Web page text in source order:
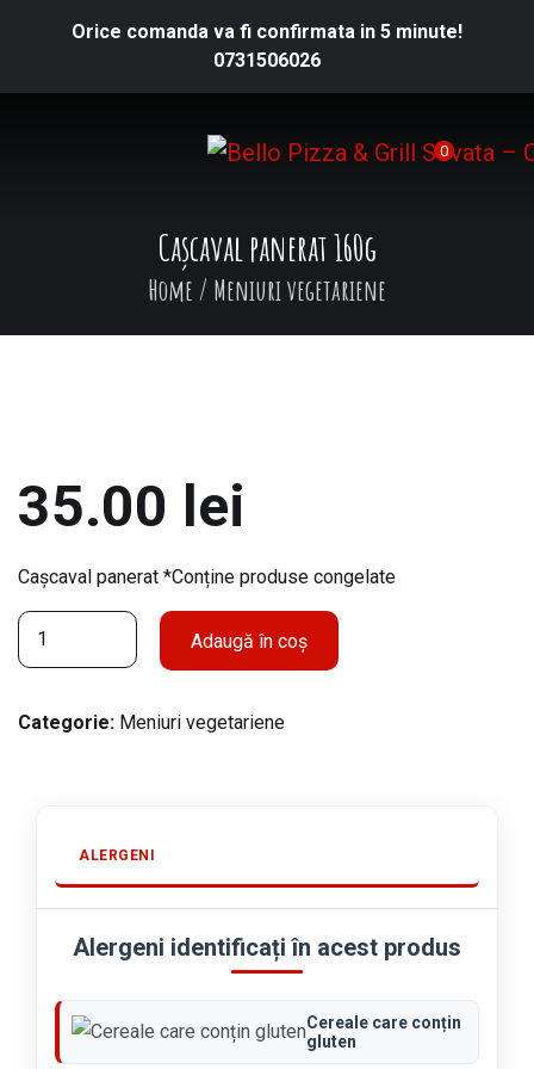
Orice comanda va fi confirmata in 5 minute!
0731506026
0
Cașcaval panerat 160g
Home / Meniuri vegetariene
35.00 lei
Cașcaval panerat *Conține produse congelate
C
a
t
Adaugă în coș
Categorie: Meniuri vegetariene
ALERGENI
Alergeni identificați în acest produs
Cereale care conțin
gluten